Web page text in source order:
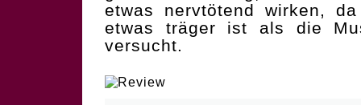
etwas nervtötend wirken,
etwas träger ist als die
versucht.